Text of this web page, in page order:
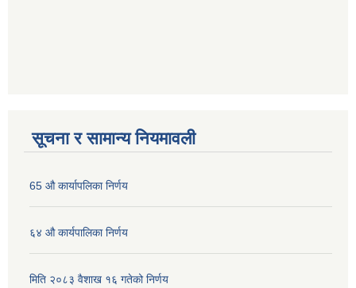
सूचना र सामान्य नियमावली
65 औ कार्यापलिका निर्णय
६४ औ कार्यपालिका निर्णय
मिति २०८३ वैशाख १६ गतेको निर्णय